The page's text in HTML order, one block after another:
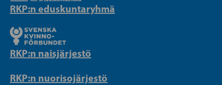
RKP:n eduskuntaryhmä
RKP:n naisjärjestö
RKP:n nuorisojärjestö